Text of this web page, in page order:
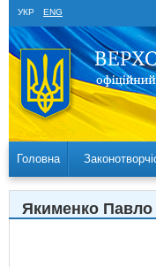
УКР ENG
Головна
Якименко Павло